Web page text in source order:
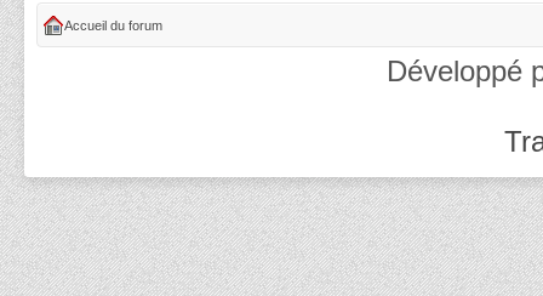
Accueil du forum
Développé